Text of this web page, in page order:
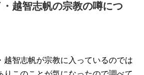
越智志帆の宗教の噂につ
越智志帆が宗教に入っているのでは